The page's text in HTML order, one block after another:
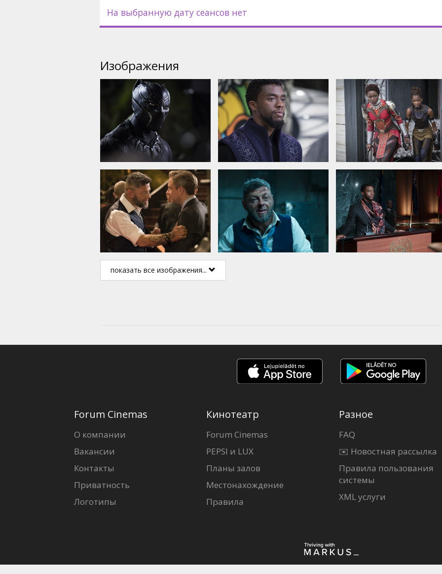
На выбранную дату сеансов нет
Изображения
показать все изображения...
Forum Cinemas
О компании
Вакансии
Контакты
Приватность
Логотипы
Кинотеатр
Forum Cinemas
PEPSI и LUX
Планы залов
Местонахождение
Правила
Разное
FAQ
✉️ Новостная рассылка
Правила пользования
системы
XML услуги